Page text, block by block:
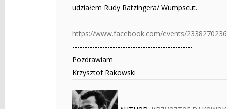
udziałem Rudy Ratzingera/ Wumpscut.
https://www.facebook.com/events/
------------------------------------------------
Pozdrawiam
Krzysztof Rakowski